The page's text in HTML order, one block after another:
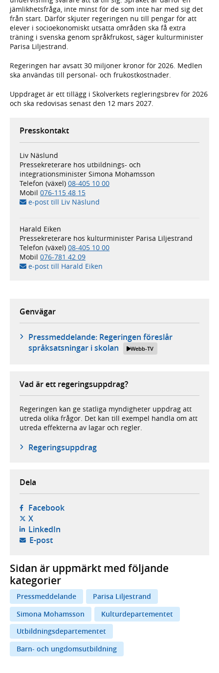
jämlikhetsfråga, inte minst för de som inte har med sig det
från start. Därför skjuter regeringen nu till pengar för att
elever i socioekonomiskt utsatta områden ska få extra
träning i svenska genom språkfrukost, säger kulturminister
Parisa Liljestrand.
Regeringen har avsatt 30 miljoner kronor för 2026. Medlen
ska användas till personal- och frukostkostnader.
Uppdraget är ett tillägg i Skolverkets regleringsbrev för 2026
och ska redovisas senast den 12 mars 2027.
Presskontakt
Liv Näslund
Pressekreterare hos utbildnings- och
integrationsminister Simona Mohamsson
Telefon (växel) 08-405 10 00
Mobil 076-115 48 15
e-post till Liv Näslund
Harald Eiken
Pressekreterare hos kulturminister Parisa Liljestrand
Telefon (växel) 08-405 10 00
Mobil 076-781 42 09
e-post till Harald Eiken
Genvägar
Pressmeddelande: Regeringen föreslår
språksatsningar i skolan
Webb-TV
Vad är ett regeringsuppdrag?
Regeringen kan ge statliga myndigheter uppdrag att
utreda olika frågor. Det kan till exempel handla om att
utreda effekterna av lagar och regler.
Regeringsuppdrag
Dela
Facebook- öppnas i ny flik, extern webbplats,
X- öppnas i ny flik, extern webbplats,
LinkedIn- öppnas i ny flik, extern webbplats,
E-post- öppnar din e-postklient,
Sidan är uppmärkt med följande
kategorier
Pressmeddelande
Parisa Liljestrand
Simona Mohamsson
Kulturdepartementet
Utbildningsdepartementet
Barn- och ungdomsutbildning